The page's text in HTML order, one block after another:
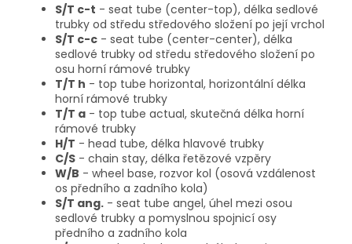
S/T c-t - seat tube (center-top), délka sedlové
trubky od středu středového složení po její vrchol
S/T c-c - seat tube (center-center), délka
sedlové trubky od středu středového složení po
osu horní rámové trubky
T/T h - top tube horizontal, horizontální délka
horní rámové trubky
T/T a - top tube actual, skutečná délka horní
rámové trubky
H/T - head tube, délka hlavové trubky
C/S - chain stay, délka řetězové vzpěry
W/B - wheel base, rozvor kol (osová vzdálenost
os předního a zadního kola)
S/T ang. - seat tube angel, úhel mezi osou
sedlové trubky a pomyslnou spojnicí osy
předního a zadního kola